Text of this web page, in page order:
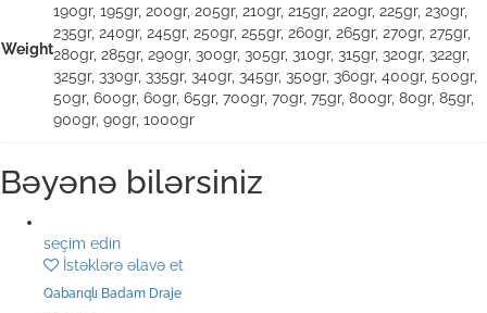
Weight
190gr, 195gr, 200gr, 205gr, 210gr, 215gr, 220gr, 225gr, 230gr,
235gr, 240gr, 245gr, 250gr, 255gr, 260gr, 265gr, 270gr, 275gr,
280gr, 285gr, 290gr, 300gr, 305gr, 310gr, 315gr, 320gr, 322gr,
325gr, 330gr, 335gr, 340gr, 345gr, 350gr, 360gr, 400gr, 500gr,
50gr, 600gr, 60gr, 65gr, 700gr, 70gr, 75gr, 800gr, 80gr, 85gr,
900gr, 90gr, 1000gr
Bəyənə bilərsiniz
seçim edin
İstəklərə əlavə et
Qabarıqlı Badam Draje